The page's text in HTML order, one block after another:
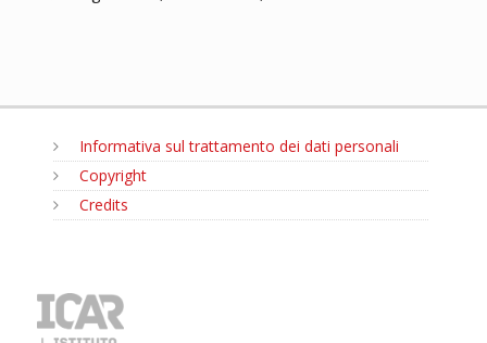
Informativa sul trattamento dei dati personali
Copyright
Credits